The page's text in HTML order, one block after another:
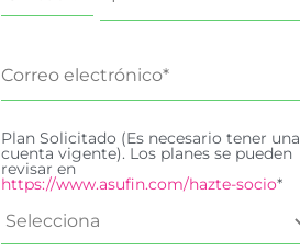
Plan Solicitado (Es necesario tener una
cuenta vigente). Los planes se pueden
revisar en
https://www.asufin.com/hazte-socio*